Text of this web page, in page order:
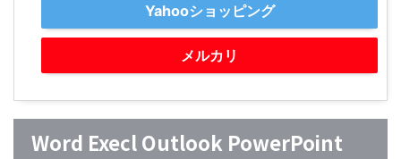
Yahooショッピング
メルカリ
Word Execl Outlook PowerPoint